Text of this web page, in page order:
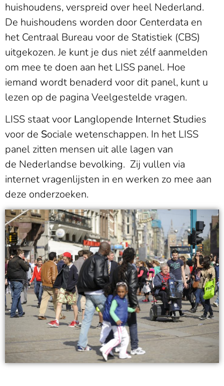
huishoudens, verspreid over heel Nederland.
De huishoudens worden door Centerdata en
het Centraal Bureau voor de Statistiek (CBS)
uitgekozen. Je kunt je dus niet zélf aanmelden
om mee te doen aan het LISS panel. Hoe
iemand wordt benaderd voor dit panel, kunt u
lezen op de pagina Veelgestelde vragen.
LISS staat voor Langlopende Internet Studies
voor de Sociale wetenschappen. In het LISS
panel zitten mensen uit alle lagen van
de Nederlandse bevolking. Zij vullen via
internet vragenlijsten in en werken zo mee aan
deze onderzoeken.